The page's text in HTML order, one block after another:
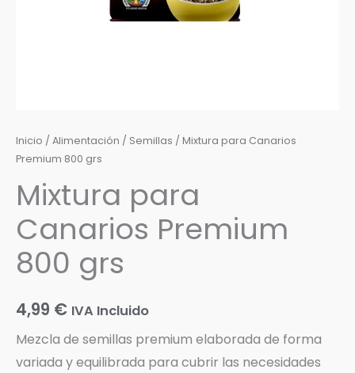
Inicio / Alimentación / Semillas / Mixtura para Canarios
Premium 800 grs
Mixtura para
Canarios Premium
800 grs
4,99 € IVA Incluido
Mezcla de semillas premium elaborada de forma
variada y equilibrada para cubrir las necesidades